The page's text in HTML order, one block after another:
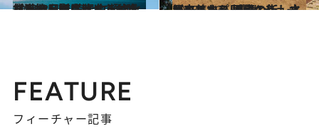
2023.6.5
【2泊3日で満喫する釜山②】絶品朝ごはんでお腹を満たし影島へ 白瀬文化村をのんびり散歩
旅＆お出かけ 2023.5.13
ソウルから日帰りショートトリップ 歴史と新しさが交差する 城壁の街、水原へ
旅＆お出かけ
FEATURE
フィーチャー記事